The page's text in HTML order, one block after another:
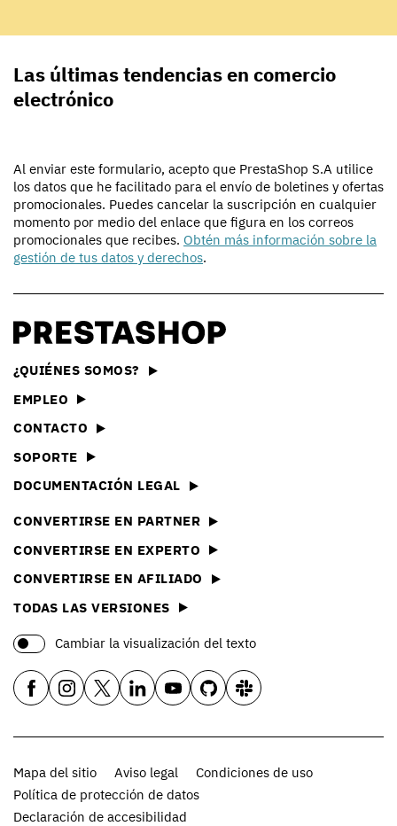
Las últimas tendencias en comercio
electrónico
Al enviar este formulario, acepto que PrestaShop S.A utilice
los datos que he facilitado para el envío de boletines y ofertas
promocionales. Puedes cancelar la suscripción en cualquier
momento por medio del enlace que figura en los correos
promocionales que recibes. Obtén más información sobre la
gestión de tus datos y derechos.
¿QUIÉNES SOMOS?
EMPLEO
CONTACTO
SOPORTE
DOCUMENTACIÓN LEGAL
CONVERTIRSE EN PARTNER
CONVERTIRSE EN EXPERTO
CONVERTIRSE EN AFILIADO
TODAS LAS VERSIONES
Cambiar la visualización del texto
Mapa del sitio Aviso legal
Condiciones de uso
Política de protección de datos
Declaración de accesibilidad